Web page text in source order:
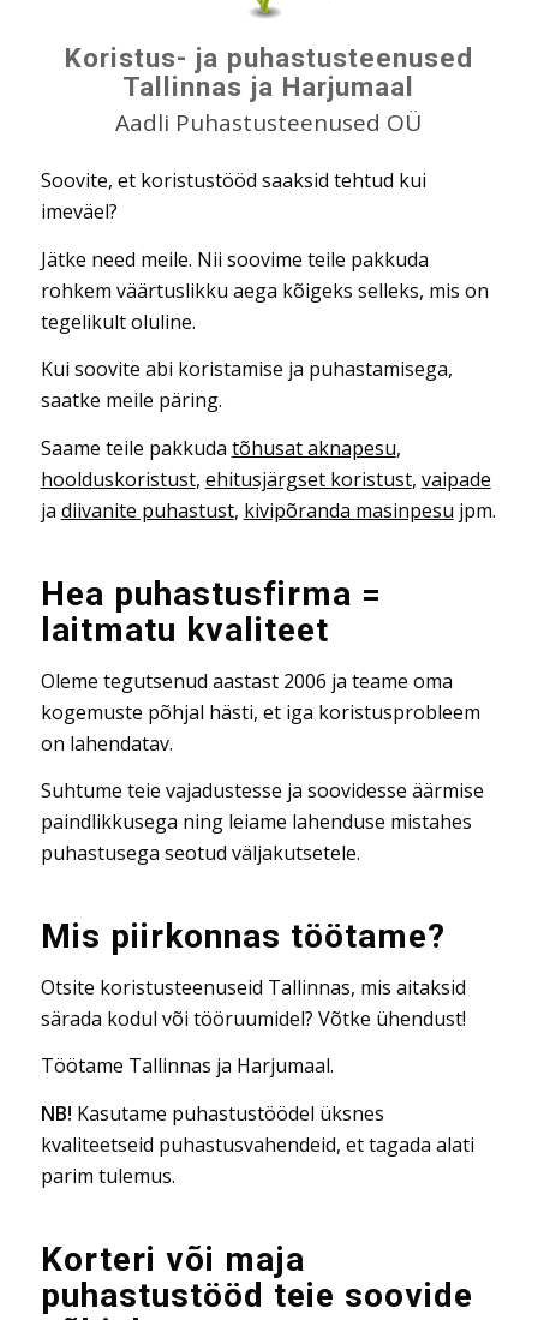
Koristus- ja puhastusteenused
Tallinnas ja Harjumaal
Aadli Puhastusteenused OÜ
Soovite, et koristustööd saaksid tehtud kui
imeväel?
Jätke need meile. Nii soovime teile pakkuda
rohkem väärtuslikku aega kõigeks selleks, mis on
tegelikult oluline.
Kui soovite abi koristamise ja puhastamisega,
saatke meile päring.
Saame teile pakkuda tõhusat aknapesu,
hoolduskoristust, ehitusjärgset koristust, vaipade
ja diivanite puhastust, kivipõranda masinpesu jpm.
Hea puhastusfirma =
laitmatu kvaliteet
Oleme tegutsenud aastast 2006 ja teame oma
kogemuste põhjal hästi, et iga koristusprobleem
on lahendatav.
Suhtume teie vajadustesse ja soovidesse äärmise
paindlikkusega ning leiame lahenduse mistahes
puhastusega seotud väljakutsetele.
Mis piirkonnas töötame?
Otsite koristusteenuseid Tallinnas, mis aitaksid
särada kodul või tööruumidel? Võtke ühendust!
Töötame Tallinnas ja Harjumaal.
NB! Kasutame puhastustöödel üksnes
kvaliteetseid puhastusvahendeid, et tagada alati
parim tulemus.
Korteri või maja
puhastustööd teie soovide